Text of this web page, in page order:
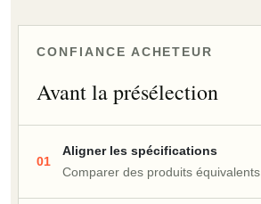
CONFIANCE ACHETEUR
Avant la présélection
01
Aligner les spécifications
Comparer des produits équivalents.